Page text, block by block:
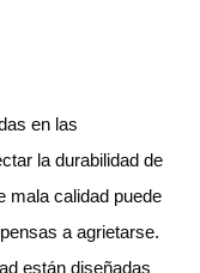
en las
la durabilidad de
mala calidad puede
a agrietarse.
están diseñadas